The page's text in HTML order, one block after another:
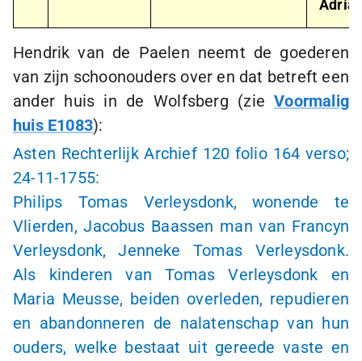
Hendrik van de Paelen neemt de goederen
van zijn schoonouders over en dat betreft een
ander huis in de Wolfsberg (zieVoormalig
huis E1083):
Asten Rechterlijk Archief 120 folio 164 verso;
24-11-1755:
Philips Tomas Verleysdonk, wonende te
Vlierden, Jacobus Baassen man van Francyn
Verleysdonk, Jenneke Tomas Verleysdonk.
Als kinderen van Tomas Verleysdonk en
Maria Meusse, beiden overleden, repudieren
en abandonneren de nalatenschap van hun
ouders, welke bestaat uit gereede vaste en